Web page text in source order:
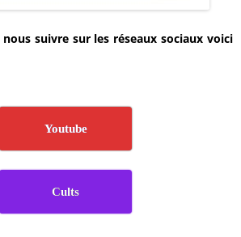
suivre sur les réseaux sociaux voici
Youtube
Cults